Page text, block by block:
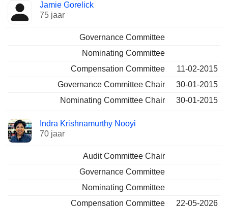
Jamie Gorelick
75 jaar
Governance Committee
Nominating Committee
Compensation Committee
11-02-2015
Governance Committee Chair
30-01-2015
Nominating Committee Chair
30-01-2015
Indra Krishnamurthy Nooyi
70 jaar
Audit Committee Chair
Governance Committee
Nominating Committee
Compensation Committee
22-05-2026